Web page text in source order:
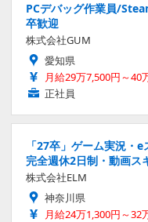
PCデバッグ作業員/
卒歓迎
株式会社GUM
愛知県
月給29万7,500円～40
正社員
「27卒」ゲーム実況・
完全週休2日制・動画ス
株式会社ELM
神奈川県
月給24万1,300円～32